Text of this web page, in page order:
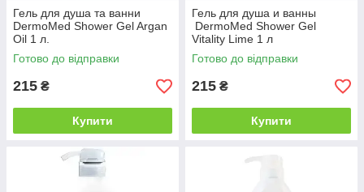
Гель для душа та ванни
DermoMed Shower Gel Argan
Oil 1 л.
Готово до відправки
215 ₴
Купити
Гель для душа и ванны
DermoMed Shower Gel
Vitality Lime 1 л
Готово до відправки
215 ₴
Купити